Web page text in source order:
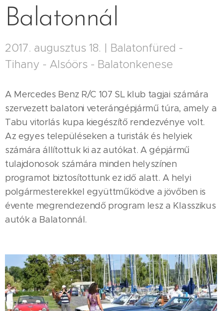
Balatonnál
2017. augusztus 18. | Balatonfüred -
Tihany - Alsóörs - Balatonkenese
A Mercedes Benz R/C 107 SL klub tagjai számára
szervezett balatoni veterángépjármű túra, amely a
Tabu vitorlás kupa kiegészítő rendezvénye volt.
Az egyes településeken a turisták és helyiek
számára állítottuk ki az autókat. A gépjármű
tulajdonosok számára minden helyszínen
programot biztosítottunk ez idő alatt. A helyi
polgármesterekkel együttműködve a jövőben is
évente megrendezendő program lesz a Klasszikus
autók a Balatonnál.